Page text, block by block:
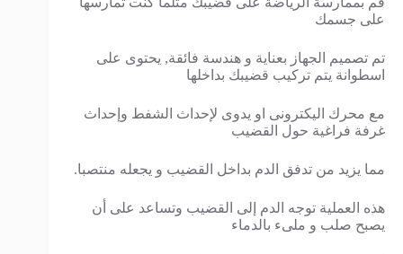
على جسمك
تم تصميم الجهاز بعناية و هندسة فائقة, يحتوى على
اسطوانة يتم تركيب قضيبك بداخلها
مع محرك اليكترونى او يدوى لإحداث الشفط وإحداث
غرفة فراغية حول القضيب
مما يزيد من تدفق الدم بداخل القضيب و يجعله منتصبا.
هذه العملية توجه الدم إلى القضيب وتساعد على أن
يصبح صلب و ملىء بالدماء